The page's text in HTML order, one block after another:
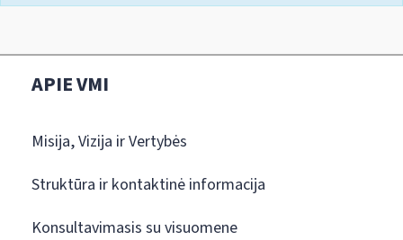
APIE VMI
Misija, Vizija ir Vertybės
Struktūra ir kontaktinė informacija
Konsultavimasis su visuomene